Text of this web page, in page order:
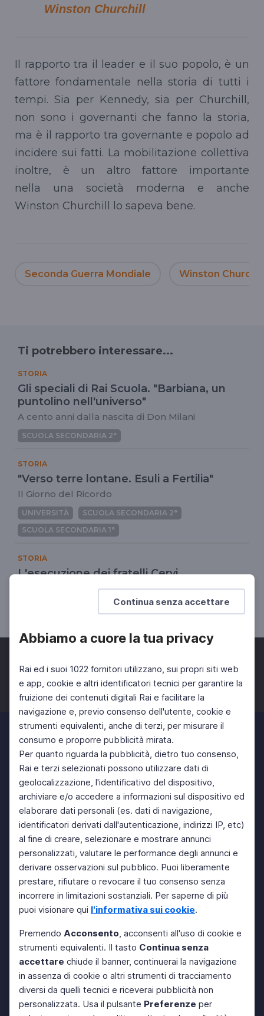
Continua senza accettare
Abbiamo a cuore la tua privacy
Rai ed i suoi 1022 fornitori utilizzano, sui propri siti web
e app, cookie e altri identificatori tecnici per garantire la
fruizione dei contenuti digitali Rai e facilitare la
navigazione e, previo consenso dell'utente, cookie e
strumenti equivalenti, anche di terzi, per misurare il
consumo e proporre pubblicità mirata.
Per quanto riguarda la pubblicità, dietro tuo consenso,
Rai e terzi selezionati possono utilizzare dati di
geolocalizzazione, l'identificativo del dispositivo,
archiviare e/o accedere a informazioni sul dispositivo ed
elaborare dati personali (es. dati di navigazione,
identificatori derivati dall'autenticazione, indirizzi IP, etc)
al fine di creare, selezionare e mostrare annunci
personalizzati, valutare le performance degli annunci e
derivare osservazioni sul pubblico. Puoi liberamente
prestare, rifiutare o revocare il tuo consenso senza
incorrere in limitazioni sostanziali. Per saperne di più
puoi visionare qui l'informativa sui cookie.
Premendo Acconsento, acconsenti all'uso di cookie e
strumenti equivalenti. Il tasto Continua senza
accettare chiude il banner, continuerai la navigazione
in assenza di cookie o altri strumenti di tracciamento
diversi da quelli tecnici e riceverai pubblicità non
personalizzata. Usa il pulsante Preferenze per
Winston Churchill
Il rapporto tra il leader e il suo popolo, è un
fattore fondamentale nella storia di tutti i
tempi. Sia per Kennedy, sia per Churchill,
non sono i governanti che fanno la storia,
ma è il rapporto tra governante e popolo ad
incidere sui fatti. La mobilitazione collettiva
inoltre, è un altro fattore importante
nella una società moderna e anche
Winston Churchill lo sapeva bene.
Seconda Guerra Mondiale Winston Churchill
Ti potrebbero interessare...
STORIA
Gli speciali di Rai Scuola. "Barbiana, un
puntolino nell'universo"
A cento anni dalla nascita di Don Milani
SCUOLA SECONDARIA 2°
STORIA
"Verso terre lontane. Esuli a Fertilia"
Il Giorno del Ricordo
UNIVERSITÀ
SCUOLA SECONDARIA 2°
SCUOLA SECONDARIA 1°
STORIA
L'esecuzione dei fratelli Cervi
28 dicembre 1943
SCUOLA SECONDARIA 2°
Facebook Twitter Instagram